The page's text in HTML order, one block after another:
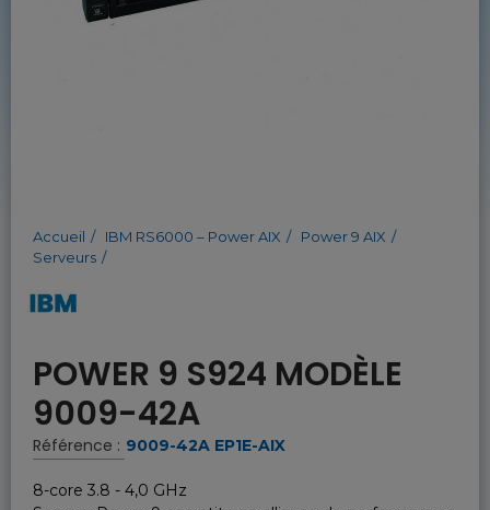
Accueil IBM RS6000 – Power AIX
Power 9 AIX
Serveurs
POWER 9 S924 MODÈLE
9009-42A
Référence : 9009-42A EP1E-AIX
8-core 3.8 - 4,0 GHz